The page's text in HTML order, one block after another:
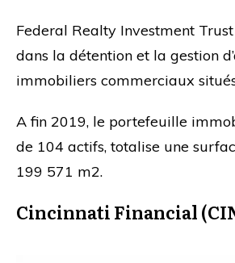
Federal Realty Investment
dans la détention et la gestion
immobiliers commerciaux
A fin 2019, le portefeuille
de 104 actifs, totalise une
199 571 m2.
Cincinnati Financial